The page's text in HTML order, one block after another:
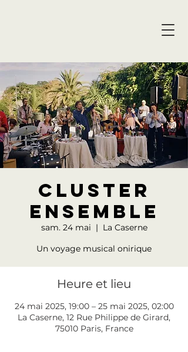
Cluster
Ensemble
sam. 24 mai
  |
La Caserne
Un voyage musical onirique
Heure et lieu
24 mai 2025, 19:00 – 25 mai 2025, 02:00
La Caserne, 12 Rue Philippe de Girard,
75010 Paris, France